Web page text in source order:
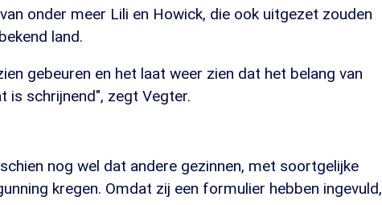
onder meer Lili en Howick, die ook uitgezet zouden
land.
gebeuren en het laat weer zien dat het belang van
is schrijnend", zegt Vegter.
nog wel dat andere gezinnen, met soortgelijke
kregen. Omdat zij een formulier hebben ingevuld,